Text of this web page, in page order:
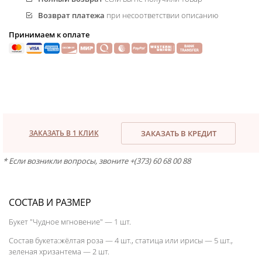
Возврат платежа при несоответствии описанию
Принимаем к оплате
ЗАКАЗАТЬ В 1 КЛИК ЗАКАЗАТЬ В КРЕДИТ
* Если возникли вопросы, звоните +(373) 60 68 00 88
СОСТАВ И РАЗМЕР
Букет "Чудное мгновение" — 1 шт.
Состав букета:жёлтая роза — 4 шт., статица или ирисы — 5 шт.,
зеленая хризантема — 2 шт.